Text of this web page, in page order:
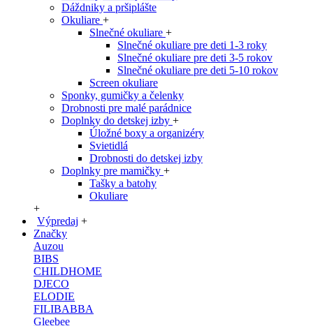
Dáždniky a pršiplášte
Okuliare +
Slnečné okuliare +
Slnečné okuliare pre deti 1-3 roky
Slnečné okuliare pre deti 3-5 rokov
Slnečné okuliare pre deti 5-10 rokov
Screen okuliare
Sponky, gumičky a čelenky
Drobnosti pre malé parádnice
Doplnky do detskej izby +
Úložné boxy a organizéry
Svietidlá
Drobnosti do detskej izby
Doplnky pre mamičky +
Tašky a batohy
Okuliare
+
Výpredaj +
Značky
Auzou
BIBS
CHILDHOME
DJECO
ELODIE
FILIBABBA
Gleebee